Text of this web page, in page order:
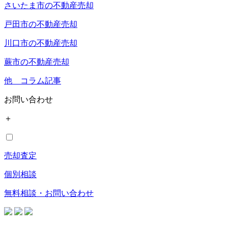
さいたま市の不動産売却
戸田市の不動産売却
川口市の不動産売却
蕨市の不動産売却
他 コラム記事
お問い合わせ
＋
売却査定
個別相談
無料相談・お問い合わせ